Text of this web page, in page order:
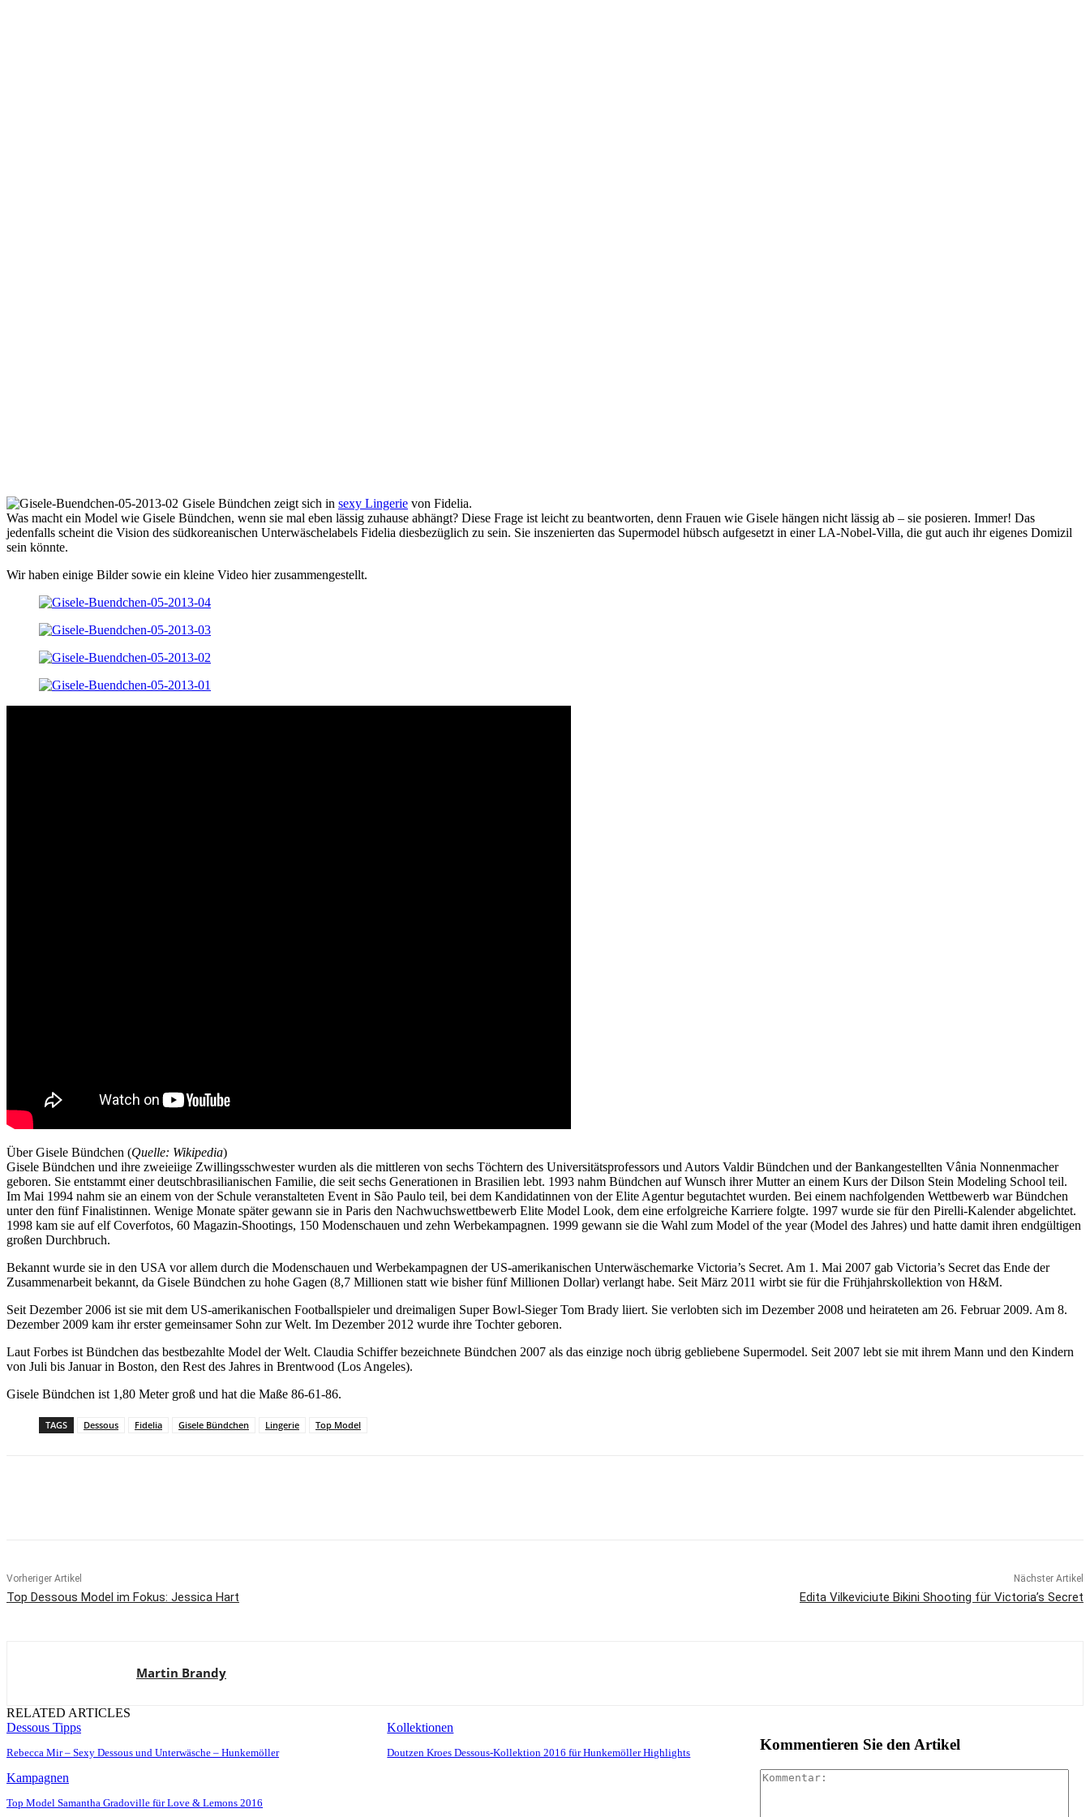
Gisele Bündchen zeigt sich in sexy Lingerie von Fidelia.
Was macht ein Model wie Gisele Bündchen, wenn sie mal eben lässig zuhause abhängt? Diese Frage ist leicht zu beantworten, denn Frauen wie Gisele hängen nicht lässig ab – sie posieren. Immer! Das
jedenfalls scheint die Vision des südkoreanischen Unterwäschelabels Fidelia diesbezüglich zu sein. Sie inszenierten das Supermodel hübsch aufgesetzt in einer LA-Nobel-Villa, die gut auch ihr eigenes Domizil
sein könnte.
Wir haben einige Bilder sowie ein kleine Video hier zusammengestellt.
Über Gisele Bündchen (Quelle: Wikipedia)
Gisele Bündchen und ihre zweieiige Zwillingsschwester wurden als die mittleren von sechs Töchtern des Universitätsprofessors und Autors Valdir Bündchen und der Bankangestellten Vânia Nonnenmacher
geboren. Sie entstammt einer deutschbrasilianischen Familie, die seit sechs Generationen in Brasilien lebt. 1993 nahm Bündchen auf Wunsch ihrer Mutter an einem Kurs der Dilson Stein Modeling School teil.
Im Mai 1994 nahm sie an einem von der Schule veranstalteten Event in São Paulo teil, bei dem Kandidatinnen von der Elite Agentur begutachtet wurden. Bei einem nachfolgenden Wettbewerb war Bündchen
unter den fünf Finalistinnen. Wenige Monate später gewann sie in Paris den Nachwuchswettbewerb Elite Model Look, dem eine erfolgreiche Karriere folgte. 1997 wurde sie für den Pirelli-Kalender abgelichtet.
1998 kam sie auf elf Coverfotos, 60 Magazin-Shootings, 150 Modenschauen und zehn Werbekampagnen. 1999 gewann sie die Wahl zum Model of the year (Model des Jahres) und hatte damit ihren endgültigen
großen Durchbruch.
Bekannt wurde sie in den USA vor allem durch die Modenschauen und Werbekampagnen der US-amerikanischen Unterwäschemarke Victoria’s Secret. Am 1. Mai 2007 gab Victoria’s Secret das Ende der
Zusammenarbeit bekannt, da Gisele Bündchen zu hohe Gagen (8,7 Millionen statt wie bisher fünf Millionen Dollar) verlangt habe. Seit März 2011 wirbt sie für die Frühjahrskollektion von H&M.
Seit Dezember 2006 ist sie mit dem US-amerikanischen Footballspieler und dreimaligen Super Bowl-Sieger Tom Brady liiert. Sie verlobten sich im Dezember 2008 und heirateten am 26. Februar 2009. Am 8.
Dezember 2009 kam ihr erster gemeinsamer Sohn zur Welt. Im Dezember 2012 wurde ihre Tochter geboren.
Laut Forbes ist Bündchen das bestbezahlte Model der Welt. Claudia Schiffer bezeichnete Bündchen 2007 als das einzige noch übrig gebliebene Supermodel. Seit 2007 lebt sie mit ihrem Mann und den Kindern
von Juli bis Januar in Boston, den Rest des Jahres in Brentwood (Los Angeles).
Gisele Bündchen ist 1,80 Meter groß und hat die Maße 86-61-86.
TAGS Dessous Fidelia Gisele Bündchen Lingerie Top Model
Vorheriger Artikel
Top Dessous Model im Fokus: Jessica Hart
Nächster Artikel
Edita Vilkeviciute Bikini Shooting für Victoria’s Secret
Martin Brandy
RELATED ARTICLES
Dessous Tipps
Rebecca Mir – Sexy Dessous und Unterwäsche – Hunkemöller
Kollektionen
Doutzen Kroes Dessous-Kollektion 2016 für Hunkemöller Highlights
Kampagnen
Top Model Samantha Gradoville für Love & Lemons 2016
Kommentieren Sie den Artikel